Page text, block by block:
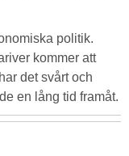
politik.
kommer att
det svårt och
en lång tid framåt.